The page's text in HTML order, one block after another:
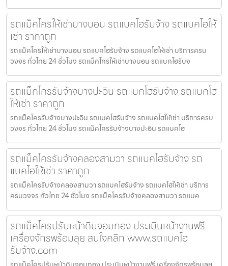
รถแม็คโครให้เช่าบางบอน รถแบคโฮรับจ้าง รถแบคโฮให้
เช่า ราคาถูก
รถแม็คโครให้เช่าบางบอน รถแบคโฮรับจ้าง รถแบคโฮให้เช่า บริการครบ
วงจร ทั่วไทย 24 ชั่วโมง รถแม็คโครให้เช่าบางบอน รถแบคโฮรับจ
รถแม็คโครรับจ้างบางปะอิน รถแบคโฮรับจ้าง รถแบคโฮ
ให้เช่า ราคาถูก
รถแม็คโครรับจ้างบางปะอิน รถแบคโฮรับจ้าง รถแบคโฮให้เช่า บริการครบ
วงจร ทั่วไทย 24 ชั่วโมง รถแม็คโครรับจ้างบางปะอิน รถแบคโฮ
รถแม็คโครรับจ้างคลองสามวา รถแบคโฮรับจ้าง รถ
แบคโฮให้เช่า ราคาถูก
รถแม็คโครรับจ้างคลองสามวา รถแบคโฮรับจ้าง รถแบคโฮให้เช่า บริการ
ครบวงจร ทั่วไทย 24 ชั่วโมง รถแม็คโครรับจ้างคลองสามวา รถแบค
รถแม็คโครปรับหน้าดินจอมทอง ประเมินหน้างานฟรี
เครื่องจักรพร้อมลุย สนใจคลิก www.รถแบคโฮ
รับจ้าง.com